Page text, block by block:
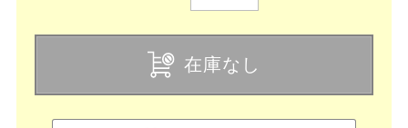
在庫なし